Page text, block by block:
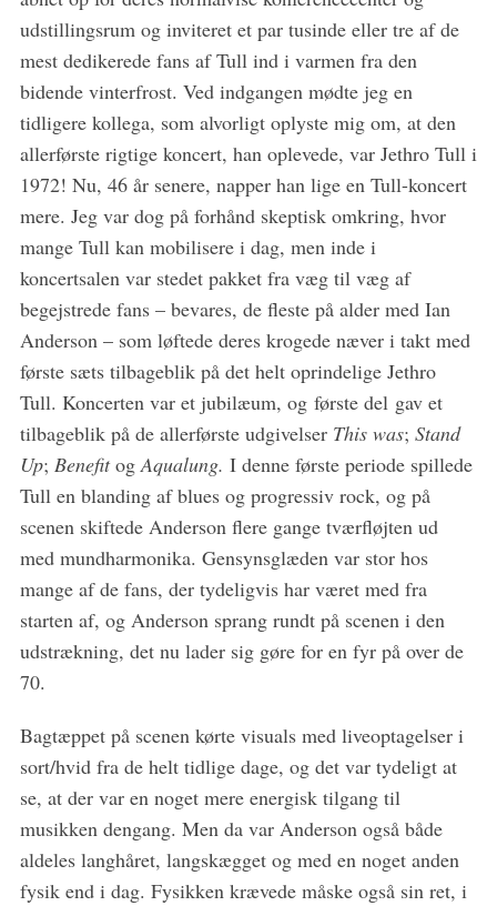
udstillingsrum og inviteret et par tusinde eller tre af de
mest dedikerede fans af Tull ind i varmen fra den
bidende vinterfrost. Ved indgangen mødte jeg en
tidligere kollega, som alvorligt oplyste mig om, at den
allerførste rigtige koncert, han oplevede, var Jethro Tull i
1972! Nu, 46 år senere, napper han lige en Tull-koncert
mere. Jeg var dog på forhånd skeptisk omkring, hvor
mange Tull kan mobilisere i dag, men inde i
koncertsalen var stedet pakket fra væg til væg af
begejstrede fans – bevares, de fleste på alder med Ian
Anderson – som løftede deres krogede næver i takt med
første sæts tilbageblik på det helt oprindelige Jethro
Tull. Koncerten var et jubilæum, og første del gav et
tilbageblik på de allerførste udgivelser This was; Stand
Up; Benefitog Aqualung. I denne første periode spillede
Tull en blanding af blues og progressiv rock, og på
scenen skiftede Anderson flere gange tværfløjten ud
med mundharmonika. Gensynsglæden var stor hos
mange af de fans, der tydeligvis har været med fra
starten af, og Anderson sprang rundt på scenen i den
udstrækning, det nu lader sig gøre for en fyr på over de
70.
Bagtæppet på scenen kørte visuals med liveoptagelser i
sort/hvid fra de helt tidlige dage, og det var tydeligt at
se, at der var en noget mere energisk tilgang til
musikken dengang. Men da var Anderson også både
aldeles langhåret, langskægget og med en noget anden
fysik end i dag. Fysikken krævede måske også sin ret, i
S
e
r
c
h
f
r
: